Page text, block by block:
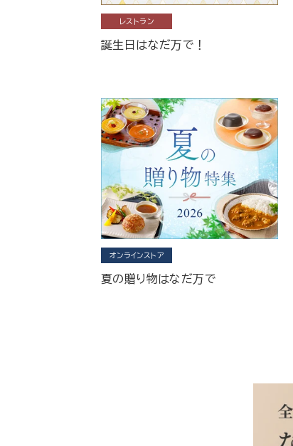
レストラン
誕生日はなだ万で！
オンラインストア
夏の贈り物はなだ万で